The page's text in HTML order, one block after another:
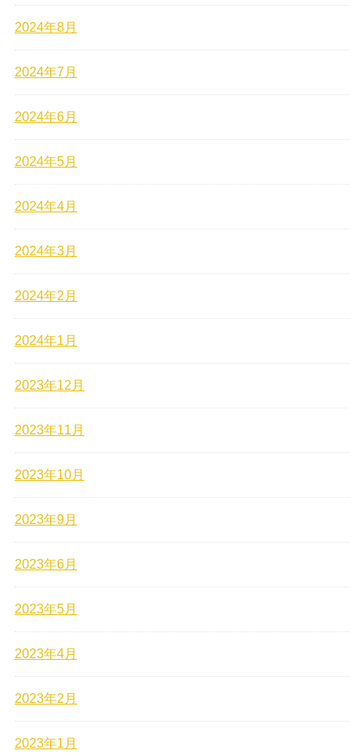
2024年8月
2024年7月
2024年6月
2024年5月
2024年4月
2024年3月
2024年2月
2024年1月
2023年12月
2023年11月
2023年10月
2023年9月
2023年6月
2023年5月
2023年4月
2023年2月
2023年1月